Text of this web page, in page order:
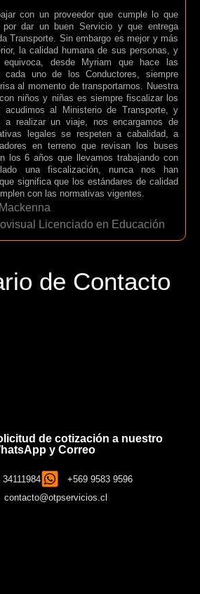
con un proveedor que cumple lo que
dar un buen Servicio y que entrega
Transporte. Sin embargo es mejor y más
la calidad humana de sus personas, y
desde Myriam que hace las
cada uno de los Conductores, siempre
al momento de transportarnos. Nuestra
niños y niñas es siempre fiscalizar los
acudimos al Ministerio de Transporte, y
realizar un viaje, nos encargamos de
legales se respeten a cabalidad, a
en terreno que revisan los buses
los 6 años que llevamos trabajando con
una fiscalización, nunca nos han
significa que los estándares de calidad
con las normativas vigentes.
Licenciado en Educación
de Contacto
de cotización a nuestro
y Correo
+569 9583 9596
contacto@otpservicios.cl